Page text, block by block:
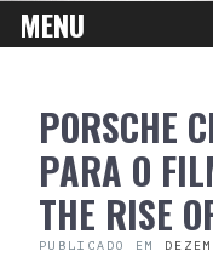
MENU
CONTENTPORSCHE
PARA O
THE RISE
PUBLICADO EM